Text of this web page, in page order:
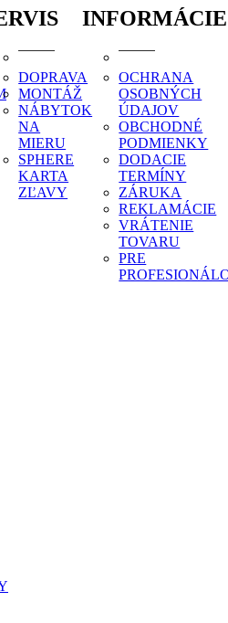
DOPRAVA
MONTÁŽ
NÁBYTOK
NA
MIERU
SPHERE
KARTA
ZĽAVY
INFORMÁCIE
OCHRANA
OSOBNÝCH
ÚDAJOV
OBCHODNÉ
PODMIENKY
DODACIE
TERMÍNY
ZÁRUKA
REKLAMÁCIE
VRÁTENIE
TOVARU
PRE